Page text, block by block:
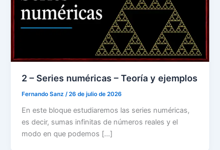
2 – Series numéricas – Teoría y ejemplos
Fernando Sanz/26 de julio de 2026
En este bloque estudiaremos las series numéricas,
es decir, sumas infinitas de números reales y el
modo en que podemos […]